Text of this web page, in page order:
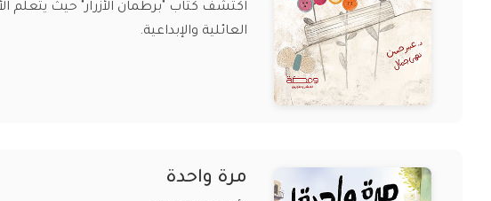
اكتشف كتاب "برطمان الأزرار" حيث يتعلم
العائلية والإبداعية.
مرة واحدة